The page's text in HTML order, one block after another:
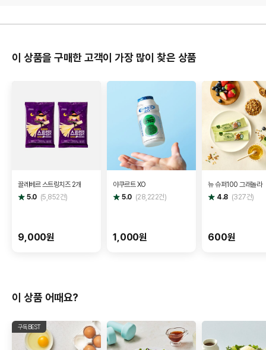
이 상품을 구매한 고객이 가장 많이 찾은 상품
끌레베르 스트링치즈 2개
별
점
5.0 (5,852건)
9,000원
야쿠르트 XO
별
점
5.0 (28,222건)
1,000원
뉴 슈퍼100 그래놀라
별
점
4.8 (327건)
600원
이 상품 어때요?
구독BEST